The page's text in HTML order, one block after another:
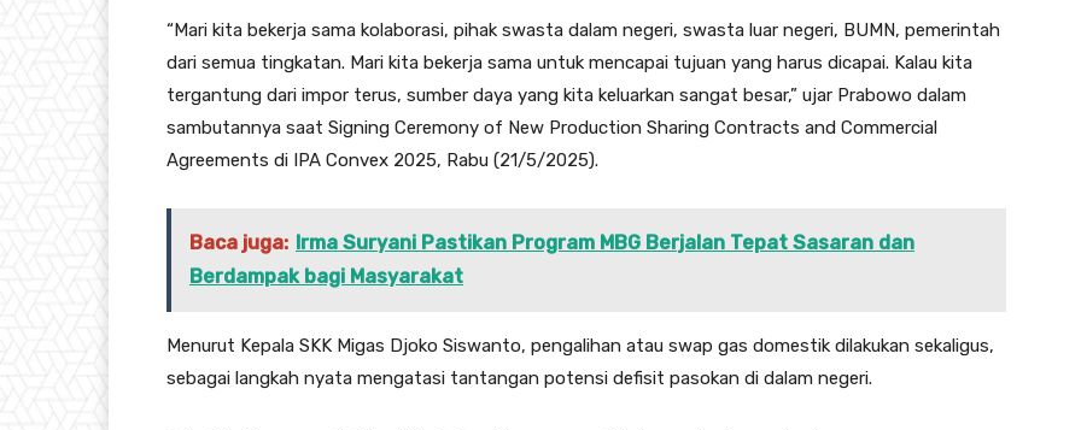
“Mari kita bekerja sama kolaborasi, pihak swasta dalam negeri, swasta luar negeri, BUMN, pemerintah
dari semua tingkatan. Mari kita bekerja sama untuk mencapai tujuan yang harus dicapai. Kalau kita
tergantung dari impor terus, sumber daya yang kita keluarkan sangat besar,” ujar Prabowo dalam
sambutannya saat Signing Ceremony of New Production Sharing Contracts and Commercial
Agreements di IPA Convex 2025, Rabu (21/5/2025).
Baca juga: Irma Suryani Pastikan Program MBG Berjalan Tepat Sasaran dan
Berdampak bagi Masyarakat
Menurut Kepala SKK Migas Djoko Siswanto, pengalihan atau swap gas domestik dilakukan sekaligus,
sebagai langkah nyata mengatasi tantangan potensi defisit pasokan di dalam negeri.